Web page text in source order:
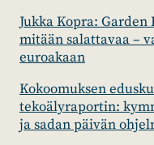
Jukka Kopra: Garden
mitään salattavaa –
euroakaan
Kokoomuksen
tekoälyraportin:
ja sadan päivän